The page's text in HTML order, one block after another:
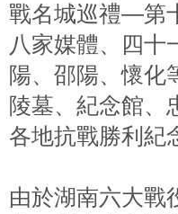
戰名城巡禮—第
八家媒體、四十
陽、邵陽、懷化
陵墓、紀念館、
各地抗戰勝利紀
由於湖南六大戰